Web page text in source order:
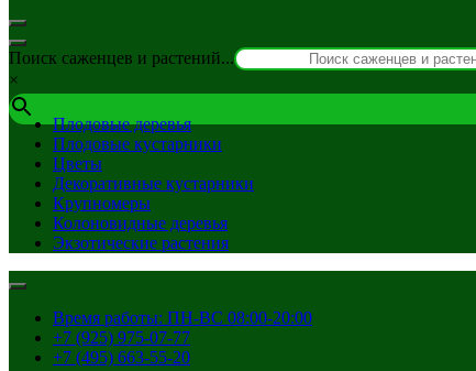
Поиск саженцев и растений...
×
Плодовые деревья
Плодовые кустарники
Цветы
Декоративные кустарники
Крупномеры
Колоновидные деревья
Экзотические растения
Время работы: ПН-ВС 08:00-20:00
+7 (925) 975-07-77
+7 (495) 663-55-20